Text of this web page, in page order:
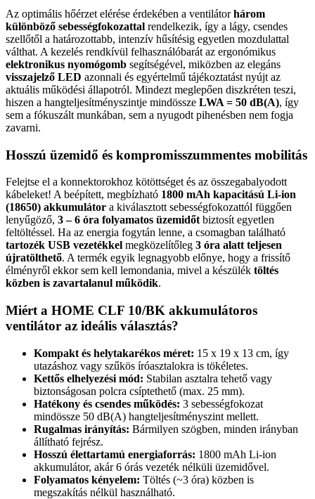
Az optimális hőérzet elérése érdekében a ventilátorhárom
különböző sebességfokozattal rendelkezik, így a lágy, csendes
szellőtől a határozottabb, intenzív hűsítésig egyetlen mozdulattal
válthat. A kezelés rendkívül felhasználóbarát az ergonómikus
elektronikus nyomógomb segítségével, miközben az elegáns
visszajelző LED azonnali és egyértelmű tájékoztatást nyújt az
aktuális működési állapotról. Mindezt meglepően diszkréten teszi,
hiszen a hangteljesítményszintje mindössze LWA = 50 dB(A), így
sem a fókuszált munkában, sem a nyugodt pihenésben nem fogja
zavarni.
Hosszú üzemidő és kompromisszummentes mobilitás
Felejtse el a konnektorokhoz kötöttséget és az összegabalyodott
kábeleket! A beépített, megbízható 1800 mAh kapacitású Li-ion
(18650) akkumulátor a kiválasztott sebességfokozattól függően
lenyűgöző, 3 – 6 óra folyamatos üzemidőt biztosít egyetlen
feltöltéssel. Ha az energia fogytán lenne, a csomagban található
tartozék USB vezetékkel megközelítőleg 3 óra alatt teljesen
újratölthető. A termék egyik legnagyobb előnye, hogy a frissítő
élményről ekkor sem kell lemondania, mivel a készülék töltés
közben is zavartalanul működik.
Miért a HOME CLF 10/BK akkumulátoros
ventilátor az ideális választás?
Kompakt és helytakarékos méret: 15 x 19 x 13 cm, így
utazáshoz vagy szűkös íróasztalokra is tökéletes.
Kettős elhelyezési mód: Stabilan asztalra tehető vagy
biztonságosan polcra csíptethető (max. 25 mm).
Hatékony és csendes működés: 3 sebességfokozat
mindössze 50 dB(A) hangteljesítményszint mellett.
Rugalmas irányítás: Bármilyen szögben, minden irányban
állítható fejrész.
Hosszú élettartamú energiaforrás: 1800 mAh Li-ion
akkumulátor, akár 6 órás vezeték nélküli üzemidővel.
Folyamatos kényelem: Töltés (~3 óra) közben is
megszakítás nélkül használható.